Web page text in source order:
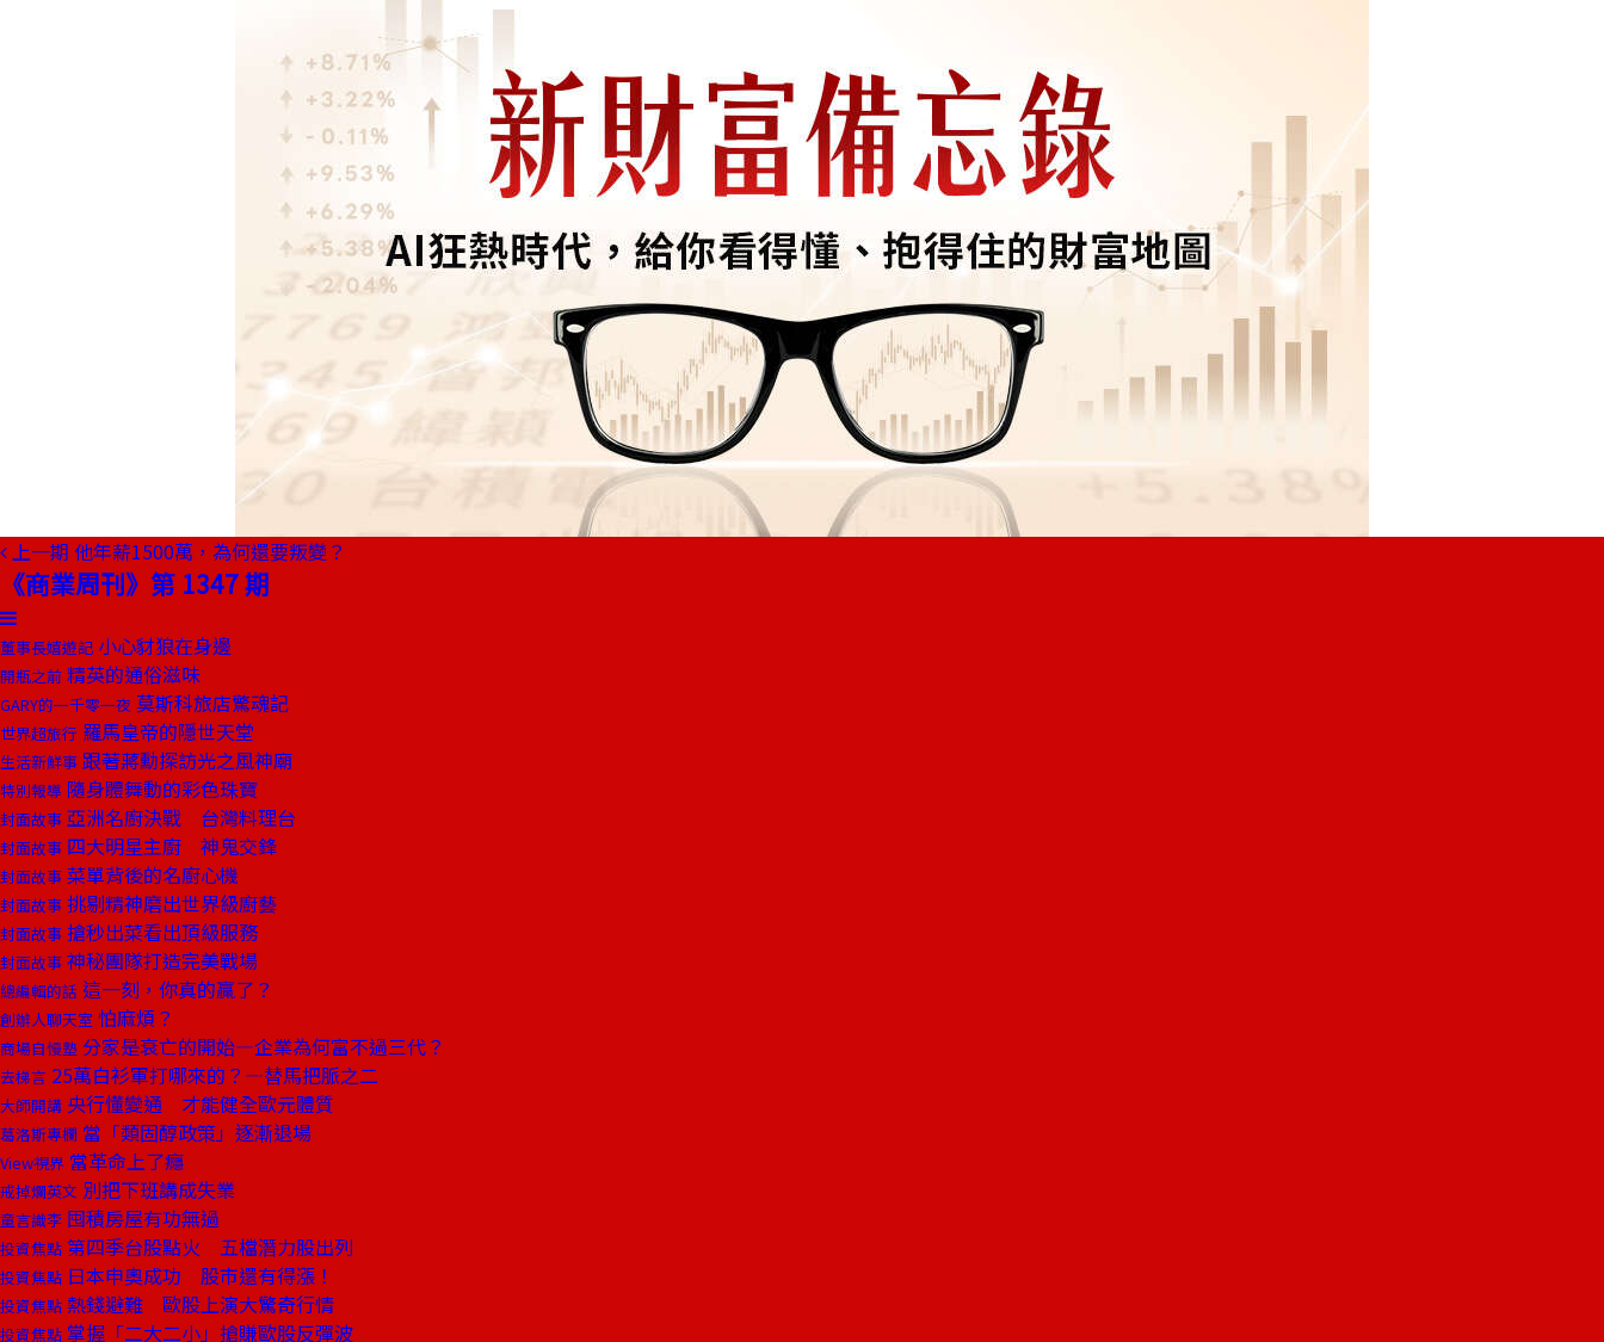
上一期 他年薪1500萬，為何還要叛變？
《商業周刊》第 1347 期
董事長嬉遊記 小心豺狼在身邊
開瓶之前 精英的通俗滋味
GARY的一千零一夜 莫斯科旅店驚魂記
世界超旅行 羅馬皇帝的隱世天堂
生活新鮮事 跟著蔣勳探訪光之風神廟
特別報導 隨身體舞動的彩色珠寶
封面故事 亞洲名廚決戰 台灣料理台
封面故事 四大明星主廚 神鬼交鋒
封面故事 菜單背後的名廚心機
封面故事 挑剔精神磨出世界級廚藝
封面故事 搶秒出菜看出頂級服務
封面故事 神秘團隊打造完美戰場
總編輯的話 這一刻，你真的贏了？
創辦人聊天室 怕麻煩？
商場自慢塾 分家是衰亡的開始—企業為何富不過三代？
去梯言 25萬白衫軍打哪來的？—替馬把脈之二
大師開講 央行懂變通 才能健全歐元體質
葛洛斯專欄 當「類固醇政策」逐漸退場
View視界 當革命上了癮
戒掉爛英文 別把下班講成失業
童言識李 囤積房屋有功無過
投資焦點 第四季台股點火 五檔潛力股出列
投資焦點 日本申奧成功 股市還有得漲！
投資焦點 熱錢避難 歐股上演大驚奇行情
投資焦點 掌握「二大二小」搶賺歐股反彈波